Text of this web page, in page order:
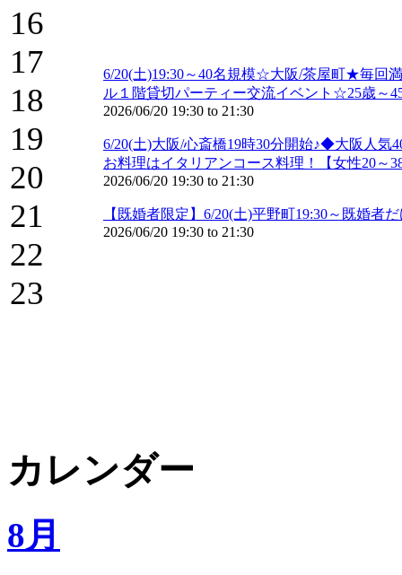
16
17
18
19
20
21
22
23
6/20(土)19:30～40名規模☆大阪/茶屋町★毎回
ル１階貸切パーティー交流イベント☆25歳～
2026/06/20 19:30 to 21:30
6/20(土)大阪/心斎橋19時30分開始♪◆大阪人
お料理はイタリアンコース料理！【女性20～
2026/06/20 19:30 to 21:30
【既婚者限定】6/20(土)平野町19:30～既婚
2026/06/20 19:30 to 21:30
カレンダー
8月